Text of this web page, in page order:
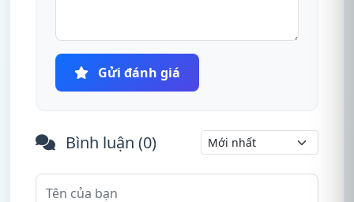
Gửi đánh giá
Bình luận (0)